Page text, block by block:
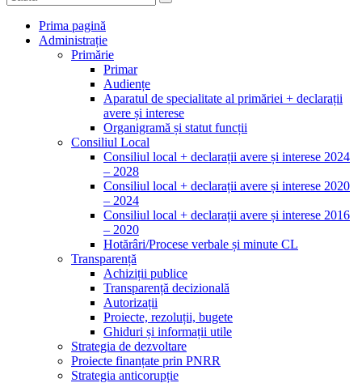
Prima pagină
Administrație
Primărie
Primar
Audiențe
Aparatul de specialitate al primăriei + declarații
avere și interese
Organigramă și statut funcții
Consiliul Local
Consiliul local + declarații avere și interese 2024
– 2028
Consiliul local + declarații avere și interese 2020
– 2024
Consiliul local + declarații avere și interese 2016
– 2020
Hotărâri/Procese verbale și minute CL
Transparență
Achiziții publice
Transparență decizională
Autorizații
Proiecte, rezoluții, bugete
Ghiduri și informații utile
Strategia de dezvoltare
Proiecte finanțate prin PNRR
Strategia anticorupție